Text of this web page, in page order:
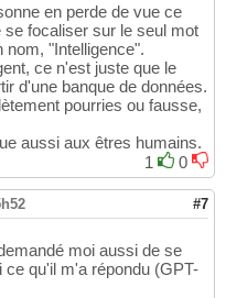
en perde de vue ce
se focaliser sur le seul mot
nom, "Intelligence".
ce n'est juste que le
d'une banque de données.
pourries ou fausse,
aussi aux êtres humains.
1
0
#7
moi aussi de se
qu'il m'a répondu (GPT-